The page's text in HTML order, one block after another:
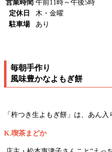
営業時間 午前11時～午後5時
定休日
木・金曜
駐車場
あり
毎朝手作り
風味豊かなよもぎ餅
「杵つき生よもぎ餅」は、あん
K.喫茶まどか